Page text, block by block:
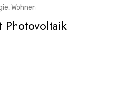
,Wohnen